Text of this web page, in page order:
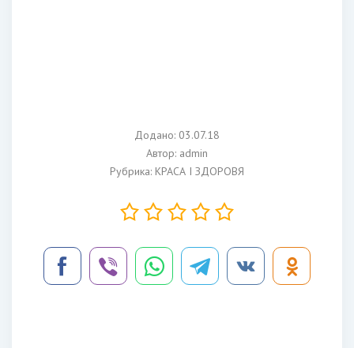
Додано: 03.07.18
Автор: admin
Рубрика: КРАСА І ЗДОРОВЯ